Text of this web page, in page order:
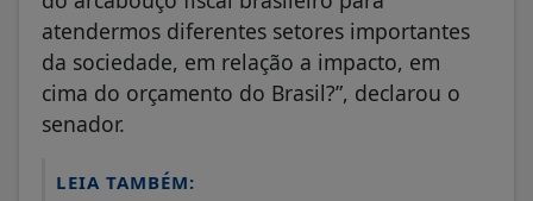
atendermos diferentes setores importantes
da sociedade, em relação a impacto, em
cima do orçamento do Brasil?”, declarou o
senador.
LEIA TAMBÉM: